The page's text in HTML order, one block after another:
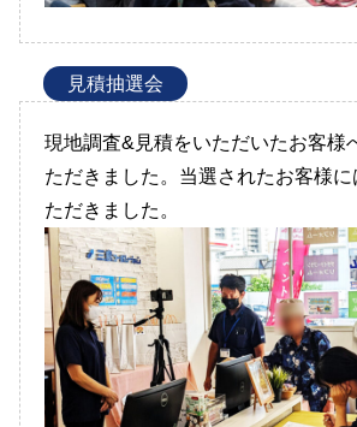
見積抽選会
現地調査&見積をいただいたお客様
ただきました。当選されたお客様
ただきました。